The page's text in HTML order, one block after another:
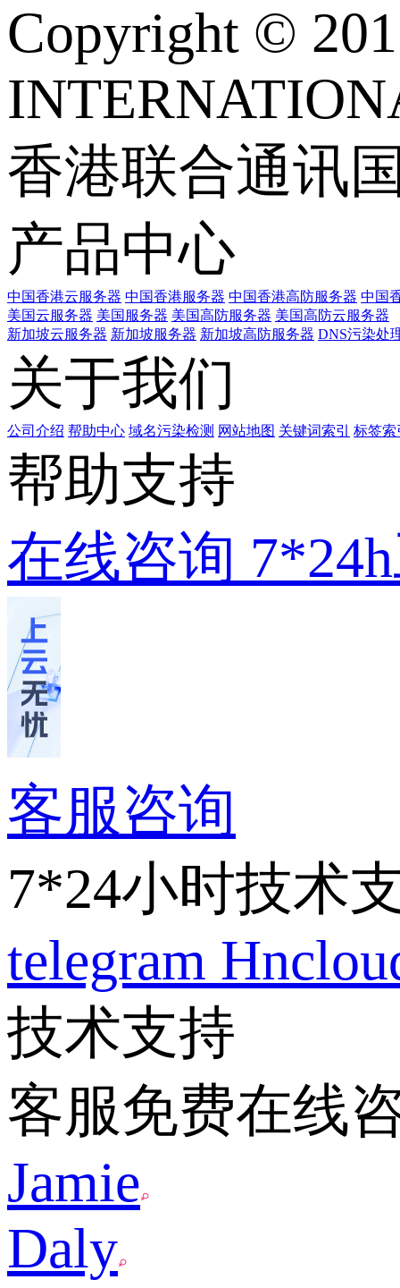
Copyright ©
香港联合通讯
产品中心
中国香港云服务器 中国香港服务器 中国香港高防服务器 中国
美国云服务器 美国服务器 美国高防服务器 美国高防云服务器
新加坡云服务器 新加坡服务器 新加坡高防服务器 DNS污染处
关于我们
公司介绍 帮助中心 域名污染检测 网站地图 关键词索引 标签索
帮助支持
在线咨询
客服咨询
7*24小时技术
telegram
技术支持
客服免费在线
Jamie
Daly